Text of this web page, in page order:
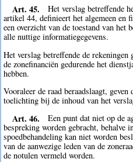
Art. 45.
Het verslag betreffende
artikel 44, definieert het algemeen en
een overzicht van de toestand van het
alle nuttige informatiegegevens.
Het verslag betreffende de rekeningen
de zonefinanciën gedurende het
hebben.
Vooraleer de raad beraadslaagt,
toelichting bij de inhoud van het
Art. 46.
Een punt dat niet op de
bespreking worden gebracht, behalve
spoedbehandeling kan niet worden
van de aanwezige leden van de
de notulen vermeld worden.